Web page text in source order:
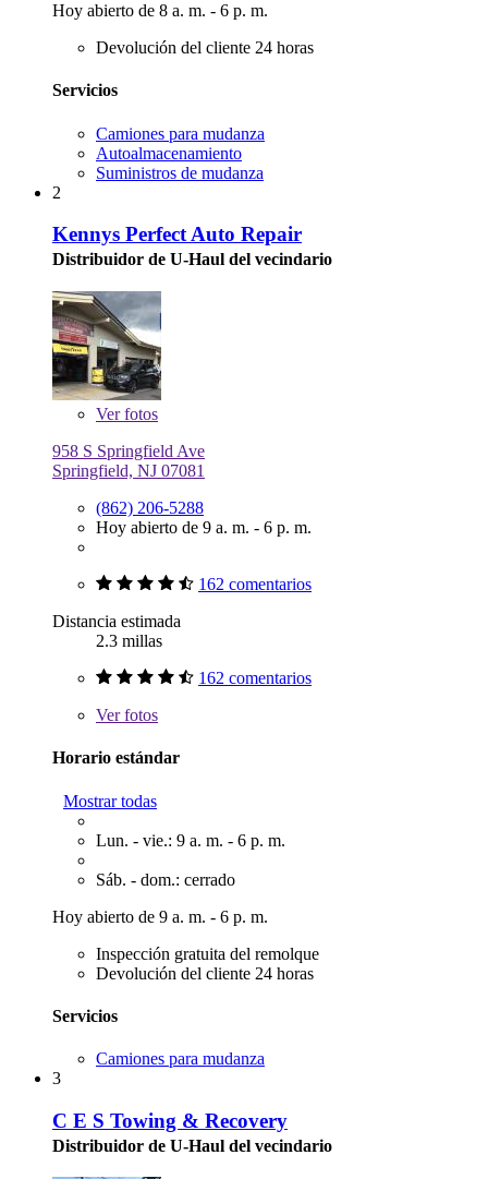
Hoy abierto de 8 a. m. - 6 p. m.
Devolución del cliente 24 horas
Servicios
Camiones para mudanza
Autoalmacenamiento
Suministros de mudanza
2
Kennys Perfect Auto Repair
Distribuidor de U-Haul del vecindario
Verfotos
958 S Springfield Ave
Springfield, NJ 07081
(862) 206-5288
Hoy abierto de 9 a. m. - 6 p. m.
162 comentarios
Distancia estimada
2.3 millas
162 comentarios
Verfotos
Horario estándar
Mostrar todas
Lun. - vie.: 9 a. m. - 6 p. m.
Sáb. - dom.: cerrado
Hoy abierto de 9 a. m. - 6 p. m.
Inspección gratuita del remolque
Devolución del cliente 24 horas
Servicios
Camiones para mudanza
3
C E S Towing & Recovery
Distribuidor de U-Haul del vecindario